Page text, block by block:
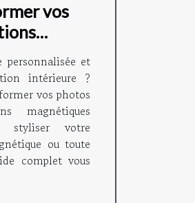
vos
personnalisée et
intérieure ?
vos photos
magnétiques
styliser votre
ou toute
complet vous